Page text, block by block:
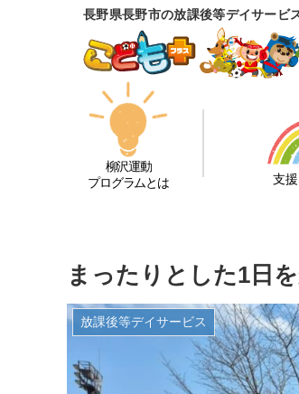
長野県長野市の放課後等デイサー
柳沢運動
プログラムとは
支
まったりとした1日
放課後等デイサービス